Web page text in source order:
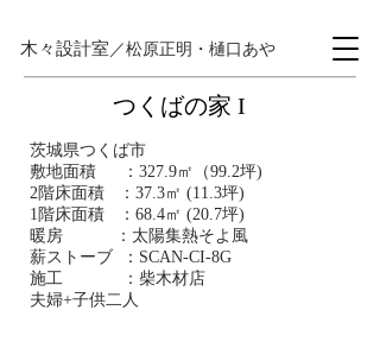
木々設計室 ／松原正明・樋口あや
つくばの家​ I
茨城県つくば市
敷地面積 ：327.9㎡（99.2坪)
2階床面積 ：37.3㎡ (11.3坪)
1階床面積 ：68.4㎡ (20.7坪)
暖房 ：太陽集熱そよ風
薪ストーブ ：SCAN-CI-8G
施工 ：柴木材店
夫婦+子供二人